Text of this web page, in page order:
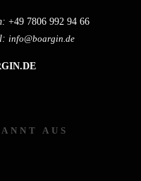
+49 7806 992 94 66
info@boargin.de
AUS